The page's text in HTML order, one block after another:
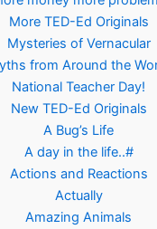
More TED-Ed Originals
Mysteries of Vernacular
from Around the
National Teacher Day!
New TED-Ed Originals
A Bug’s Life
A day in the life..#
Actions and Reactions
Actually
Amazing Animals